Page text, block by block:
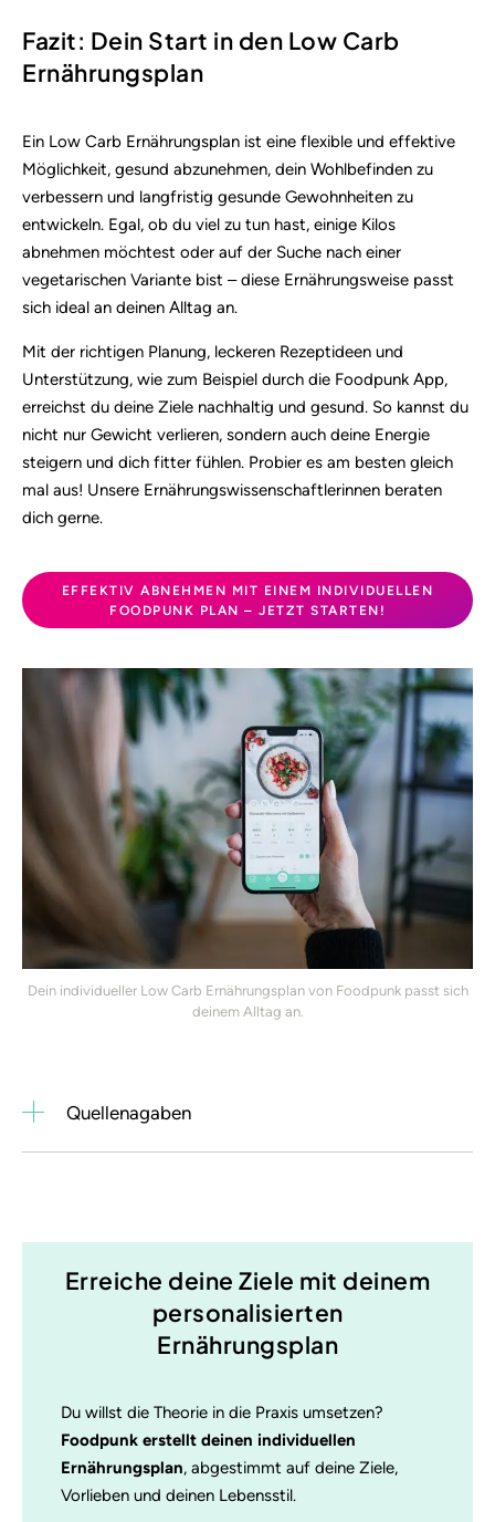
Fazit: Dein Start in den Low Carb
Ernährungsplan
Ein Low Carb Ernährungsplan ist eine flexible und effektive
Möglichkeit, gesund abzunehmen, dein Wohlbefinden zu
verbessern und langfristig gesunde Gewohnheiten zu
entwickeln. Egal, ob du viel zu tun hast, einige Kilos
abnehmen möchtest oder auf der Suche nach einer
vegetarischen Variante bist – diese Ernährungsweise passt
sich ideal an deinen Alltag an.
Mit der richtigen Planung, leckeren Rezeptideen und
Unterstützung, wie zum Beispiel durch die Foodpunk App,
erreichst du deine Ziele nachhaltig und gesund. So kannst du
nicht nur Gewicht verlieren, sondern auch deine Energie
steigern und dich fitter fühlen. Probier es am besten gleich
mal aus! Unsere Ernährungswissenschaftlerinnen beraten
dich gerne.
EFFEKTIV ABNEHMEN MIT EINEM INDIVIDUELLEN
FOODPUNK PLAN – JETZT STARTEN!
Dein individueller Low Carb Ernährungsplan von Foodpunk passt sich
deinem Alltag an.
Quellenagaben
Erreiche deine Ziele mit deinem
personalisierten
Ernährungsplan
Du willst die Theorie in die Praxis umsetzen?
Foodpunk erstellt deinen individuellen
Ernährungsplan, abgestimmt auf deine Ziele,
Vorlieben und deinen Lebensstil.